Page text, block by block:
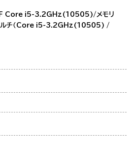
Core i5-3.2GHz(10505)/メモリ
チ（Core i5-3.2GHz(10505) /